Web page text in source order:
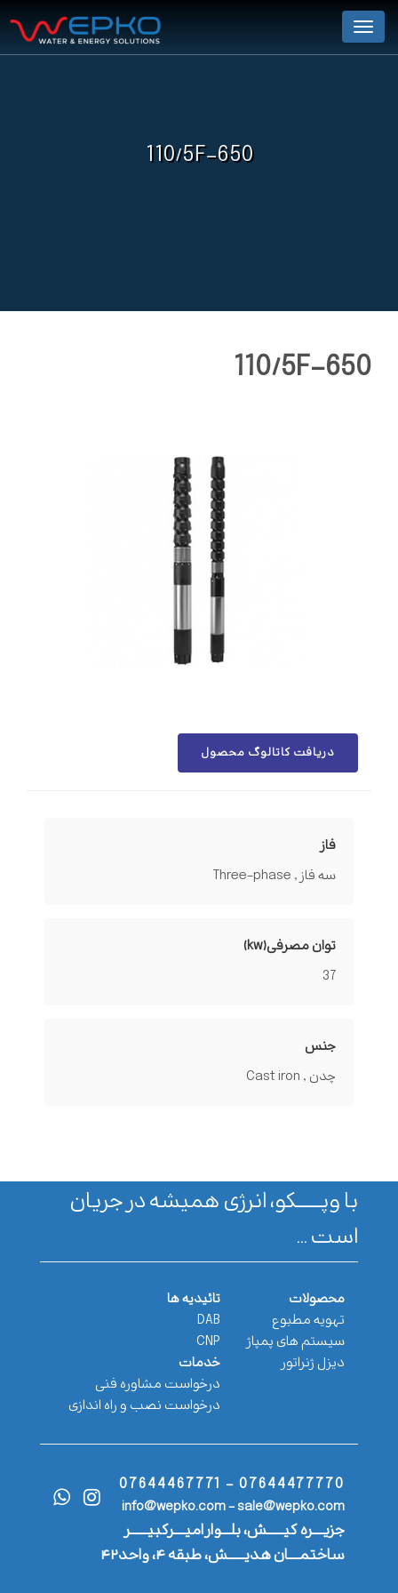
Menu
110/5F-650
110/5F-650
دریافت کاتالوگ محصول
فاز
سه فاز , Three-phase
توان مصرفی(kw)
37
جنس
چدن , Cast iron
با وپـــــــکو، انرژی همیشه در جریان
است ...
محصولات
تهویه مطبوع
سیستم های پمپاژ
دیزل ژنراتور
تائیدیه ها
DAB
CNP
خدمات
درخواست مشاوره فنی
درخواست نصب و راه اندازی
07644477770 - 07644467771
info@wepko.com - sale@wepko.com
جزیــــره کیــــــش، بلـــوار امیــــرکبیــــــر
ساختمــــان هدیــــــش، طبقه ۴، واحد۴۲